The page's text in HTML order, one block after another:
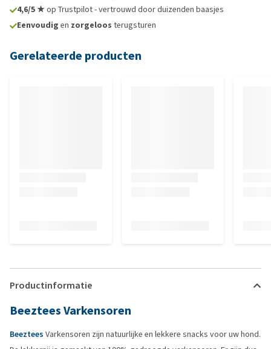
4,6/5 ★op Trustpilot - vertrouwd door duizenden baasjes
Eenvoudig en zorgeloos terugsturen
Gerelateerde producten
Productinformatie
Beeztees Varkensoren
Beeztees Varkensoren zijn natuurlijke en lekkere snacks voor uw hond.